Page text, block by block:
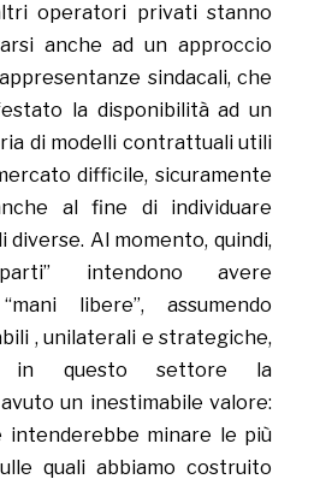
operatori privati stanno
anche ad un approccio
sindacali, che
la disponibilità ad un
di modelli contrattuali utili
difficile, sicuramente
al fine di individuare
diverse. Al momento, quindi,
intendono avere
libere”, assumendo
, unilaterali e strategiche,
in questo settore la
un inestimabile valore:
intenderebbe minare le più
quali abbiamo costruito